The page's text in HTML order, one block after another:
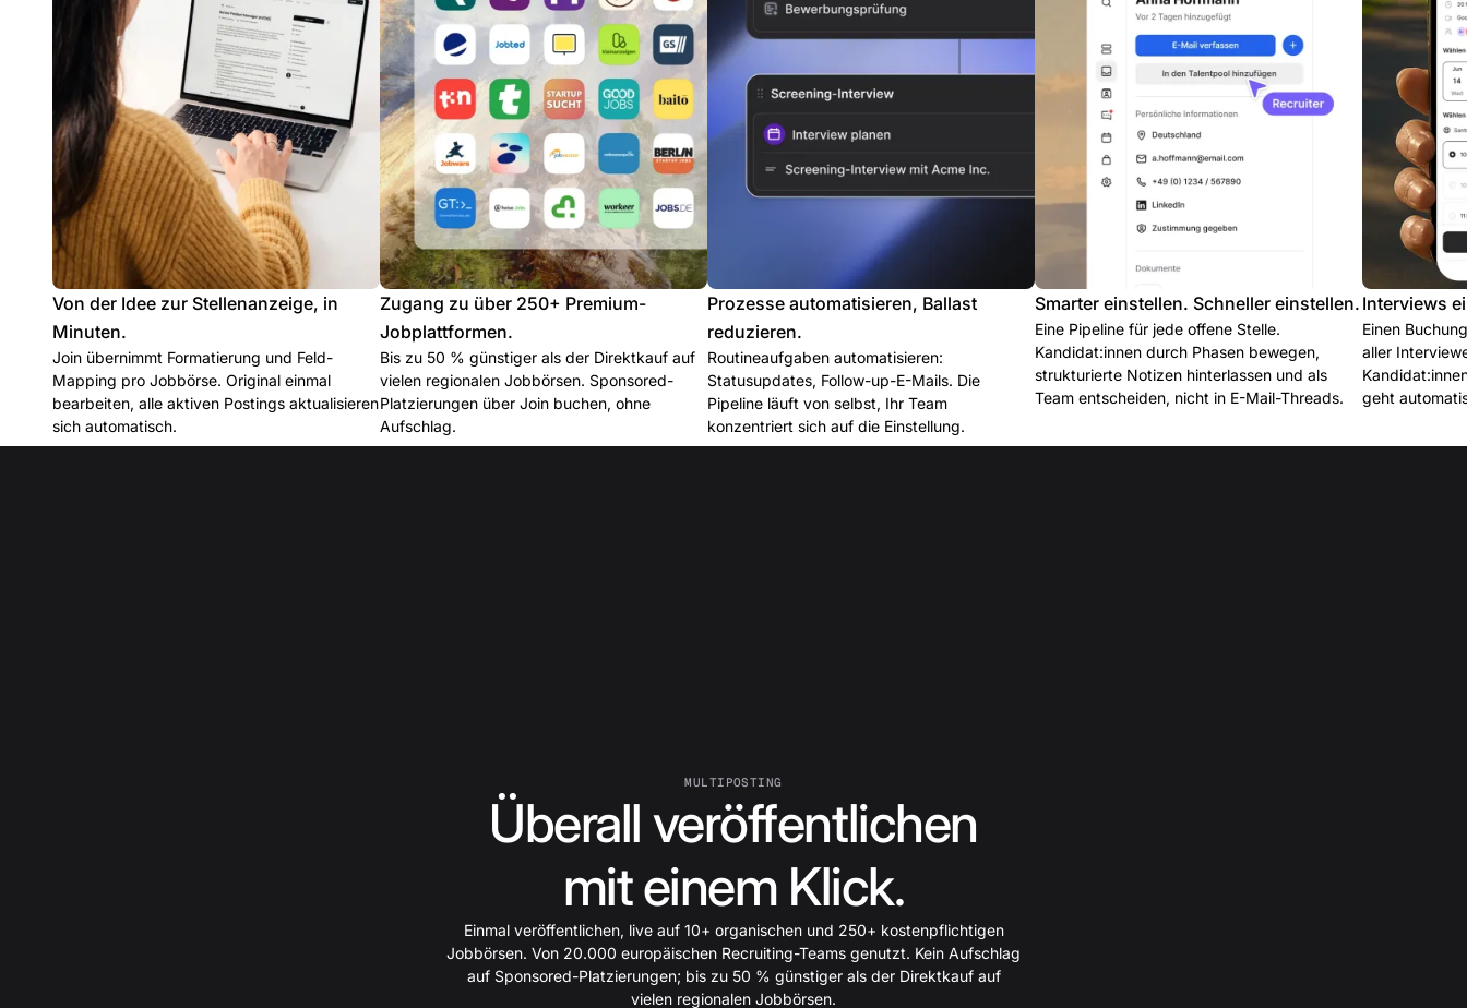
Von der Idee zur Stellenanzeige, in
Minuten.
Join übernimmt Formatierung und Feld-
Mapping pro Jobbörse. Original einmal
bearbeiten, alle aktiven Postings aktualisieren
sich automatisch.
Zugang zu über 250+ Premium-
Jobplattformen.
Bis zu 50 % günstiger als der Direktkauf auf
vielen regionalen Jobbörsen. Sponsored-
Platzierungen über Join buchen, ohne
Aufschlag.
Prozesse automatisieren, Ballast
reduzieren.
Routineaufgaben automatisieren:
Statusupdates, Follow-up-E-Mails. Die
Pipeline läuft von selbst, Ihr Team
konzentriert sich auf die Einstellung.
Smarter einstellen. Schneller einstellen.
Eine Pipeline für jede offene Stelle.
Kandidat:innen durch Phasen bewegen,
strukturierte Notizen hinterlassen und als
Team entscheiden, nicht in E-Mail-Threads.
Interviews
Einen
aller
geht
MULTIPOSTING
Überall veröffentlichen
mit einem Klick.
Einmal veröffentlichen, live auf 10+ organischen und 250+ kostenpflichtigen
Jobbörsen. Von 20.000 europäischen Recruiting-Teams genutzt. Kein Aufschlag
auf Sponsored-Platzierungen; bis zu 50 % günstiger als der Direktkauf auf
vielen regionalen Jobbörsen.